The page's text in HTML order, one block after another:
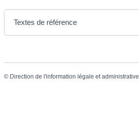
Textes de référence
© Direction de l'information légale et administrative